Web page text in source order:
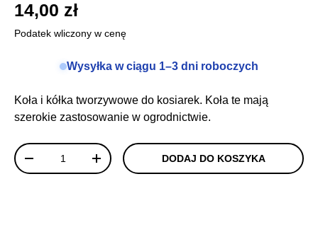
14,00 zł
Podatek wliczony w cenę
Wysyłka w ciągu 1–3 dni roboczych
Koła i kółka tworzywowe do kosiarek. Koła te mają
szerokie zastosowanie w ogrodnictwie.
Ilość
+ DODAJ DO KOSZYKA